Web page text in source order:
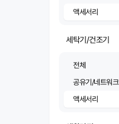
액세서리
세탁기/건조기
전체
공유기/네트워크
액세서리